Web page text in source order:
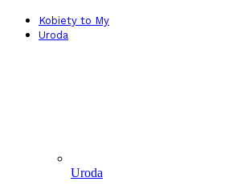
Kobiety to My
Uroda
Uroda